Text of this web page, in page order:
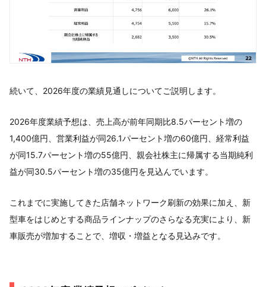
続いて、2026年度の業績見通しについてご説明します。
2026年度業績予想は、売上高が前年同期比8.5パーセント増の
1,400億円、営業利益が同26.1パーセント増の60億円、経常利益
が同15.7パーセント増の55億円、親会社株主に帰属する当期純利
益が同30.5パーセント増の35億円を見込んでいます。
これまでに実施してきた店舗ネットワーク刷新の効果に加え、新
型車をはじめとする商品ラインナップのさらなる充実により、新
車販売が増加することで、増収・増益となる見込みです。